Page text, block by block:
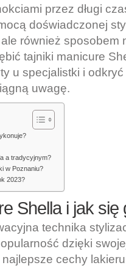
przez długi
doświadczonej
również sposobem
tajniki manicure
u specjalistki i
uwagę.
a tradycyjnym?
w Poznaniu?
2023?
Shella i jak
technika
dzięki
najlepsze cechy